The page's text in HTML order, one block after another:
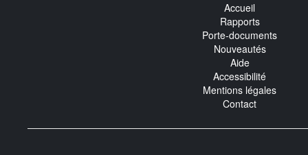
Accueil
Rapports
Porte-documents
Nouveautés
Aide
Accessibilité
Mentions légales
Contact